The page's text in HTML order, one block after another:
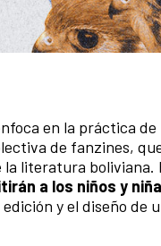
en la práctica de
de fanzines,
literatura boliviana.
a los niños y
y el diseño de